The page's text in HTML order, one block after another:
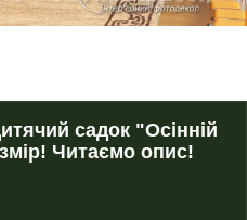
садок "Осінній
Читаємо опис!